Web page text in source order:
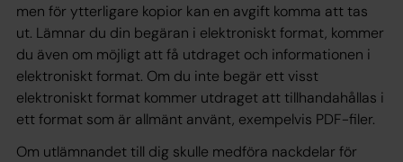
men för ytterligare kopior kan en avgift komma att tas
ut. Lämnar du din begäran i elektroniskt format, kommer
du även om möjligt att få utdraget och informationen i
elektroniskt format. Om du inte begär ett visst
elektroniskt format kommer utdraget att tillhandahållas i
ett format som är allmänt använt, exempelvis PDF-filer.
Om utlämnandet till dig skulle medföra nackdelar för